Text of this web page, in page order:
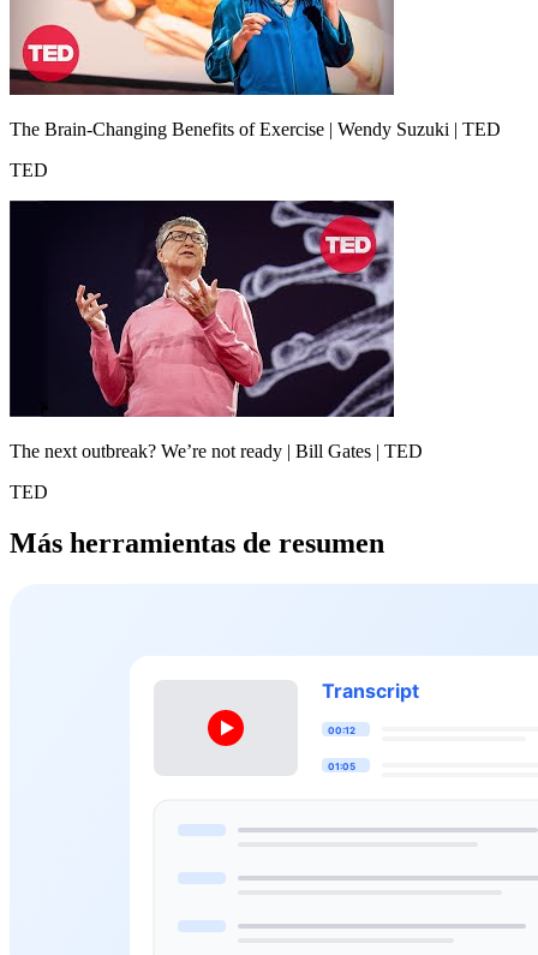
The Brain-Changing Benefits of Exercise | Wendy Suzuki | TED
TED
The next outbreak? We’re not ready | Bill Gates | TED
TED
Más herramientas de resumen